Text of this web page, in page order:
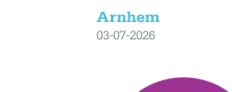
Arnhem
03-07-2026